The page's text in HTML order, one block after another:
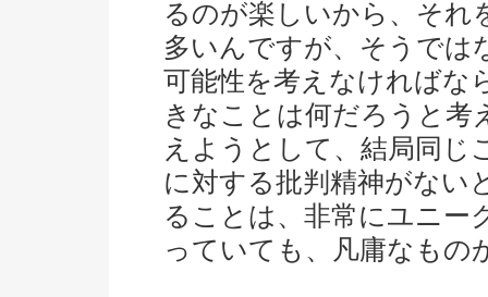
るのが楽しいから、それ
多いんですが、そうでは
可能性を考えなければな
きなことは何だろうと考
えようとして、結局同じ
に対する批判精神がない
ることは、非常にユニー
っていても、凡庸なもの